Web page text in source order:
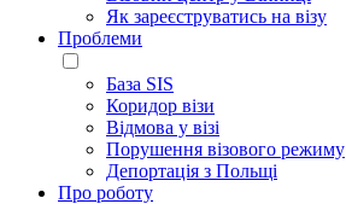
Як зареєструватись на візу
Проблеми
База SIS
Коридор візи
Відмова у візі
Порушення візового режиму
Депортація з Польщі
Про роботу